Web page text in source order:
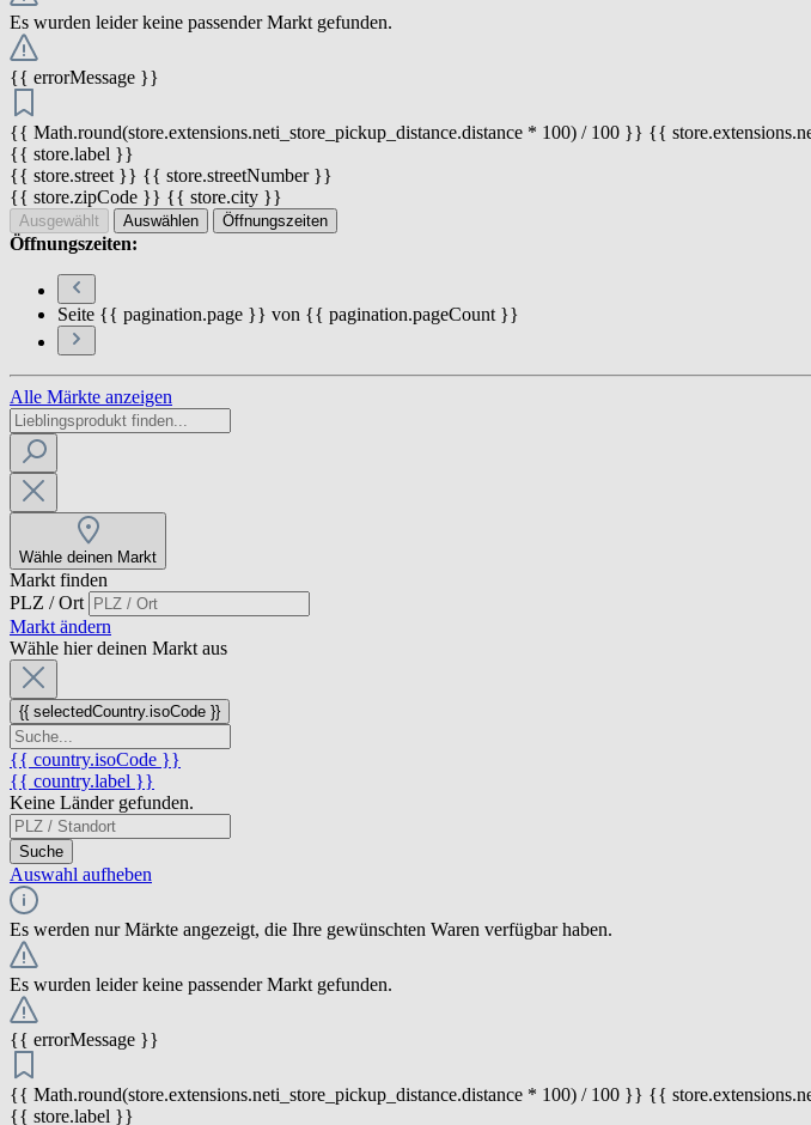
Es wurden leider keine passender Markt gefunden.
{{ errorMessage }}
{{ Math.round(store.extensions.neti_store_pickup_distance.distance * 100) / 100 }} {{
{{ store.label }}
{{ store.street }} {{ store.streetNumber }}
{{ store.zipCode }} {{ store.city }}
Ausgewählt Auswählen Öffnungszeiten
Öffnungszeiten:
Seite {{ pagination.page }} von {{ pagination.pageCount }}
Alle Märkte anzeigen
Wähle deinen Markt
Markt finden
PLZ / Ort
Markt ändern
Wähle hier deinen Markt aus
{{ selectedCountry.isoCode }}
{{ country.isoCode }}
{{ country.label }}
Keine Länder gefunden.
Suche
Auswahl aufheben
Es werden nur Märkte angezeigt, die Ihre gewünschten Waren verfügbar haben.
Es wurden leider keine passender Markt gefunden.
{{ errorMessage }}
{{ Math.round(store.extensions.neti_store_pickup_distance.distance * 100) / 100 }} {{
{{ store.label }}